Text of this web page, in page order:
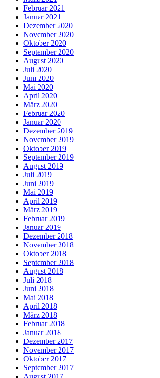
Februar 2021
Januar 2021
Dezember 2020
November 2020
Oktober 2020
September 2020
August 2020
Juli 2020
Juni 2020
Mai 2020
April 2020
März 2020
Februar 2020
Januar 2020
Dezember 2019
November 2019
Oktober 2019
September 2019
August 2019
Juli 2019
Juni 2019
Mai 2019
April 2019
März 2019
Februar 2019
Januar 2019
Dezember 2018
November 2018
Oktober 2018
September 2018
August 2018
Juli 2018
Juni 2018
Mai 2018
April 2018
März 2018
Februar 2018
Januar 2018
Dezember 2017
November 2017
Oktober 2017
September 2017
August 2017